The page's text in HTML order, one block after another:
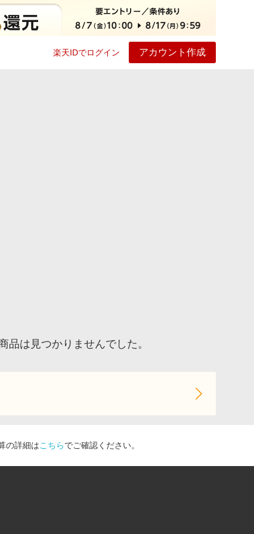
楽天IDでログイン アカウント作成
品は見つかりませんでした。
の詳細はこちらでご確認ください。